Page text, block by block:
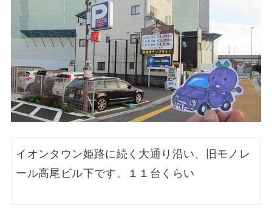
イオンタウン姫路に続く大通り沿い、旧モノレ
ール高尾ビル下です。１１台くらい